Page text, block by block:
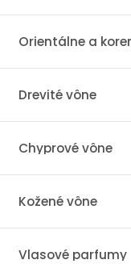
Orientálne a
Drevité vône
Chyprové vône
Kožené vône
Vlasové parfumy